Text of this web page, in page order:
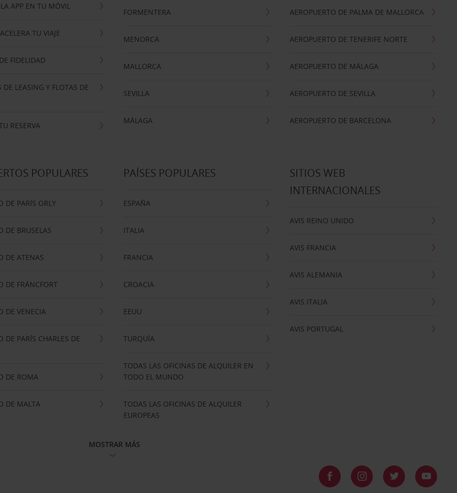
APP EN TU MÓVIL
TU VIAJE
FIDELIDAD
DE LEASING Y FLOTAS DE
RESERVA
FORMENTERA
MENORCA
MALLORCA
SEVILLA
MÁLAGA
AEROPUERTO DE PALMA DE MALLORCA
AEROPUERTO DE TENERIFE NORTE
AEROPUERTO DE MÁLAGA
AEROPUERTO DE SEVILLA
AEROPUERTO DE BARCELONA
POPULARES
DE PARÍS ORLY
DE BRUSELAS
DE ATENAS
DE FRÁNCFORT
DE VENECIA
DE PARÍS CHARLES DE
DE ROMA
DE MALTA
PAÍSES POPULARES
ESPAÑA
ITALIA
FRANCIA
CROACIA
EEUU
TURQUÍA
TODAS LAS OFICINAS DE ALQUILER EN
TODO EL MUNDO
TODAS LAS OFICINAS DE ALQUILER
EUROPEAS
SITIOS WEB
INTERNACIONALES
AVIS REINO UNIDO
AVIS FRANCIA
AVIS ALEMANIA
AVIS ITALIA
AVIS PORTUGAL
MOSTRAR MÁS